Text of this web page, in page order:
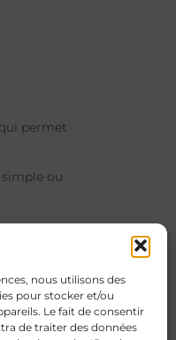
nous utilisons des
pour stocker et/ou
Le fait de consentir
de traiter des données
permet
ou